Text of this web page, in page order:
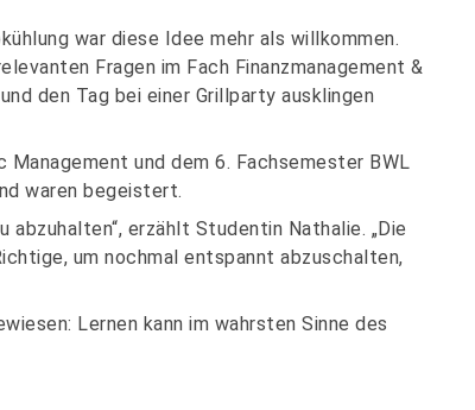
war diese Idee mehr als willkommen.
Fragen im Fach Finanzmanagement &
den Tag bei einer Grillparty ausklingen
und dem 6. Fachsemester BWL
waren begeistert.
erzählt Studentin Nathalie. „Die
um nochmal entspannt abzuschalten,
Lernen kann im wahrsten Sinne des